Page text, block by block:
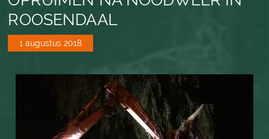
ROOSENDAAL
1 augustus 2018